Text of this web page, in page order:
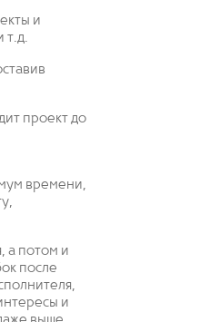
и
т.д.
проект до
времени,
а потом и
после
и